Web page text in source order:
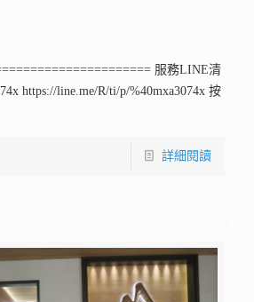
服務LINE清
https://line.me/R/ti/p/%40mxa3074x 按
詳細閱讀